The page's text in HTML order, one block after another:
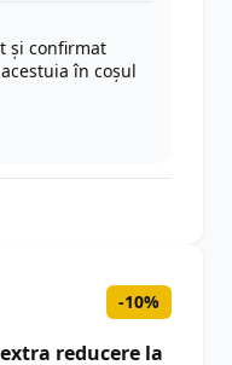
și confirmat
în coșul
-10%
extra reducere la